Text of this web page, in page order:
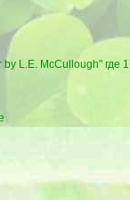
L.E. McCullough" где